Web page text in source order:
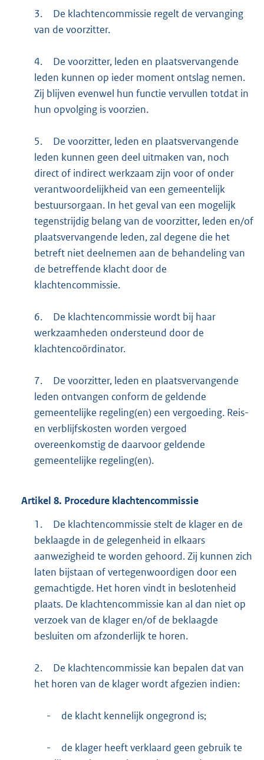
3.
De klachtencommissie regelt de vervanging
van de voorzitter.
4.
De voorzitter, leden en plaatsvervangende
leden kunnen op ieder moment ontslag nemen.
Zij blijven evenwel hun functie vervullen totdat in
hun opvolging is voorzien.
5.
De voorzitter, leden en plaatsvervangende
leden kunnen geen deel uitmaken van, noch
direct of indirect werkzaam zijn voor of onder
verantwoordelijkheid van een gemeentelijk
bestuursorgaan. In het geval van een mogelijk
tegenstrijdig belang van de voorzitter, leden en/of
plaatsvervangende leden, zal degene die het
betreft niet deelnemen aan de behandeling van
de betreffende klacht door de
klachtencommissie.
6.
De klachtencommissie wordt bij haar
werkzaamheden ondersteund door de
klachtencoördinator.
7.
De voorzitter, leden en plaatsvervangende
leden ontvangen conform de geldende
gemeentelijke regeling(en) een vergoeding. Reis-
en verblijfskosten worden vergoed
overeenkomstig de daarvoor geldende
gemeentelijke regeling(en).
Artikel 8. Procedure klachtencommissie
1.
De klachtencommissie stelt de klager en de
beklaagde in de gelegenheid in elkaars
aanwezigheid te worden gehoord. Zij kunnen zich
laten bijstaan of vertegenwoordigen door een
gemachtigde. Het horen vindt in beslotenheid
plaats. De klachtencommissie kan al dan niet op
verzoek van de klager en/of de beklaagde
besluiten om afzonderlijk te horen.
2.
De klachtencommissie kan bepalen dat van
het horen van de klager wordt afgezien indien:
- de klacht kennelijk ongegrond is;
-
de klager heeft verklaard geen gebruik te